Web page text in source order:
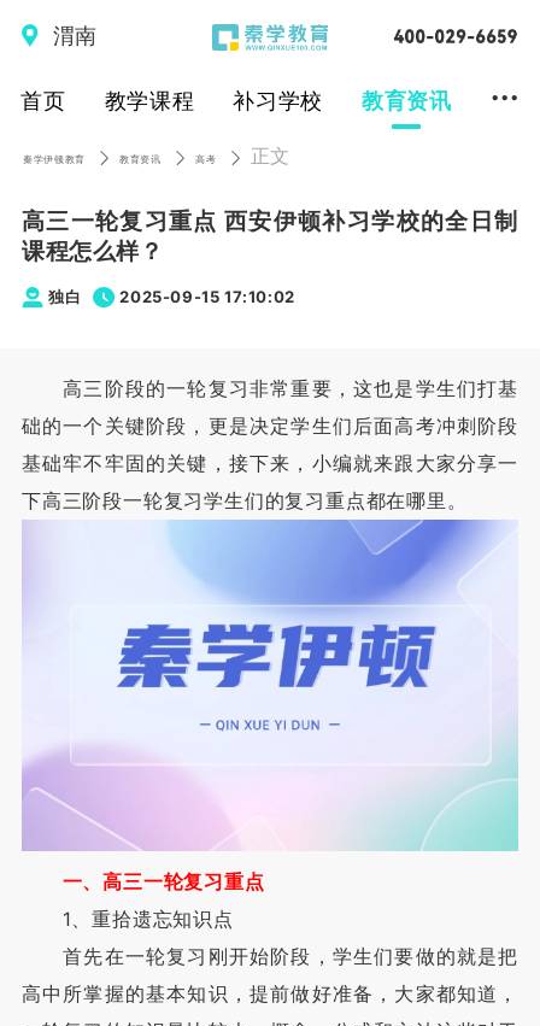
渭南
首页 教学课程 补习学校 教育资讯 ...
秦学伊顿教育 教育资讯 高考 正文
高三一轮复习重点 西安伊顿补习学校的全日制
课程怎么样？
独白 2025-09-15 17:10:02
高三阶段的一轮复习非常重要，这也是学生们打基
础的一个关键阶段，更是决定学生们后面高考冲刺阶段
基础牢不牢固的关键，接下来，小编就来跟大家分享一
下高三阶段一轮复习学生们的复习重点都在哪里。
一、高三一轮复习重点
1、重拾遗忘知识点
首先在一轮复习刚开始阶段，学生们要做的就是把
高中所掌握的基本知识，提前做好准备，大家都知道，